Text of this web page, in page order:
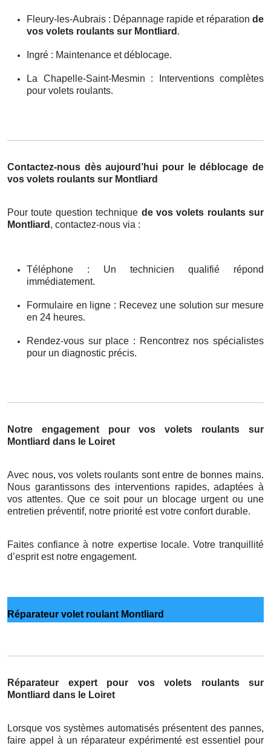
Fleury-les-Aubrais : Dépannage rapide et réparation de
vos volets roulants sur Montliard .
Ingré : Maintenance et déblocage.
La Chapelle-Saint-Mesmin : Interventions complètes
pour volets roulants.
Contactez-nous dès aujourd’hui pour le déblocage de
vos volets roulants sur Montliard
Pour toute question technique de vos volets roulants sur
Montliard , contactez-nous via :
Téléphone : Un technicien qualifié répond
immédiatement.
Formulaire en ligne : Recevez une solution sur mesure
en 24 heures.
Rendez-vous sur place : Rencontrez nos spécialistes
pour un diagnostic précis.
Notre engagement pour vos volets roulants sur
Montliard dans le Loiret
Avec nous, vos volets roulants sont entre de bonnes mains.
Nous garantissons des interventions rapides, adaptées à
vos attentes. Que ce soit pour un blocage urgent ou une
entretien préventif, notre priorité est votre confort durable.
Faites confiance à notre expertise locale. Votre tranquillité
d’esprit est notre engagement.
Réparateur volet roulant Montliard
Réparateur expert pour vos volets roulants sur
Montliard dans le Loiret
Lorsque vos systèmes automatisés présentent des pannes,
faire appel à un réparateur expérimenté est essentiel pour